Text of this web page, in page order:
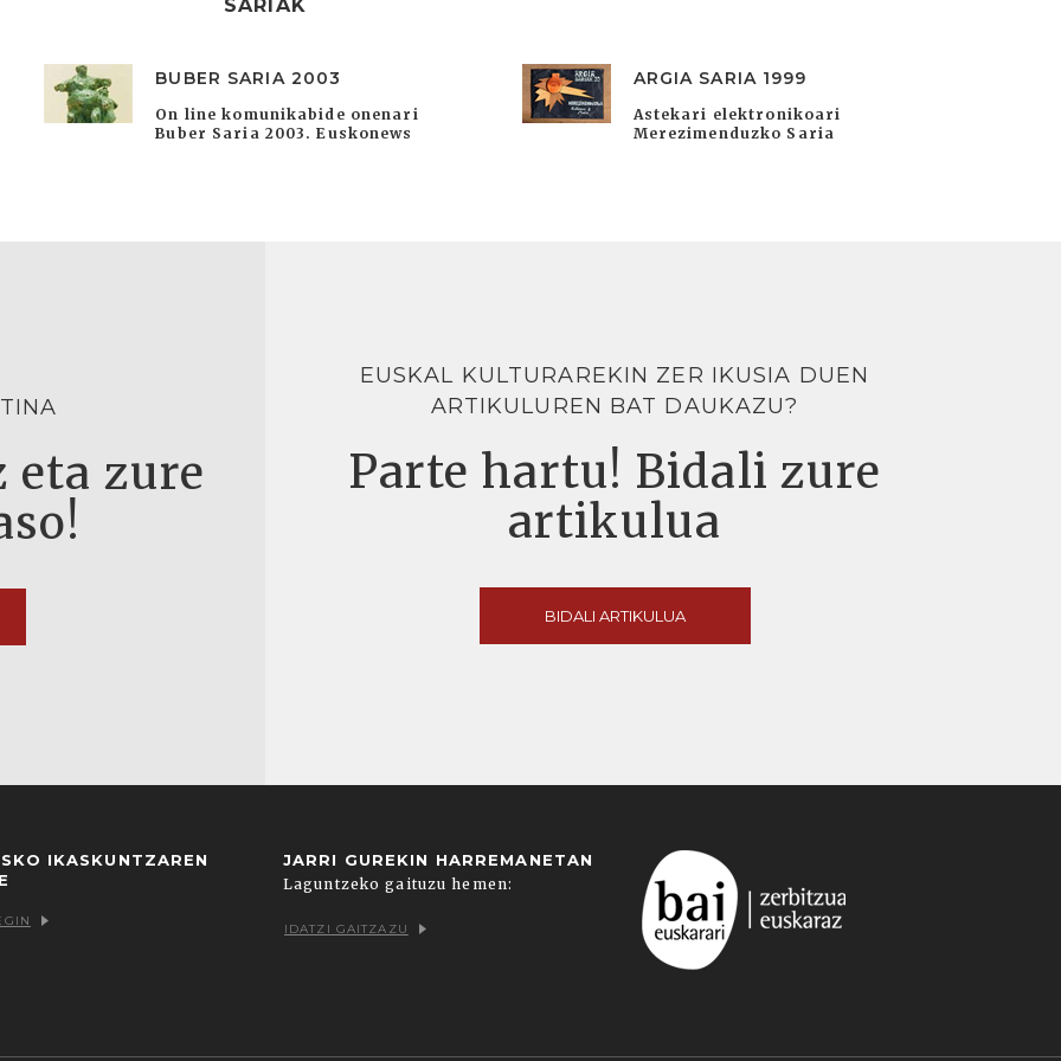
SARIAK
BUBER SARIA 2003
On line komunikabide onenari
Buber Saria 2003. Euskonews
ARGIA SARIA 1999
Astekari elektronikoari
Merezimenduzko Saria
eta zure
EUSKAL KULTURAREKIN ZER IKUSIA DUEN
ARTIKULUREN BAT DAUKAZU?
Parte hartu! Bidali zure
artikulua
BIDALI ARTIKULUA
IKASKUNTZAREN
JARRI GUREKIN HARREMANETAN
Laguntzeko gaituzu hemen:
IDATZI GAITZAZU